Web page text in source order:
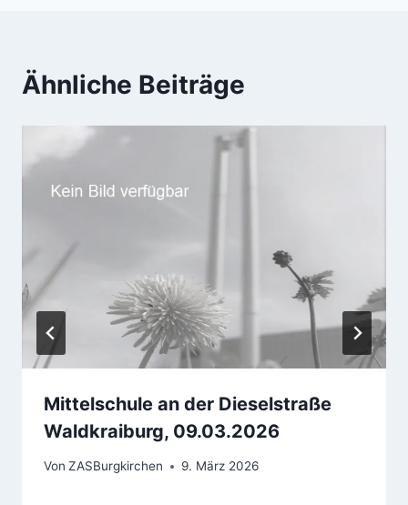
Ähnliche Beiträge
Mittelschule an der Dieselstraße
Waldkraiburg, 09.03.2026
Von ZASBurgkirchen 9. März 2026